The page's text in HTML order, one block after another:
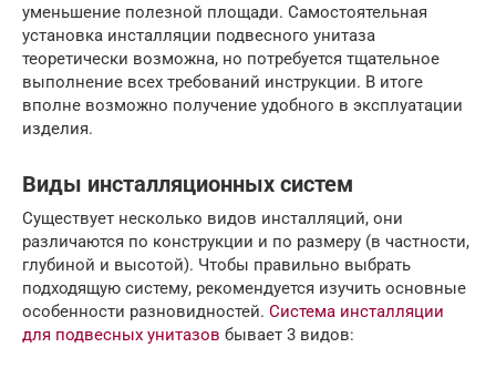
уменьшение полезной площади. Самостоятельная
установка инсталляции подвесного унитаза
теоретически возможна, но потребуется тщательное
выполнение всех требований инструкции. В итоге
вполне возможно получение удобного в эксплуатации
изделия.
Виды инсталляционных систем
Существует несколько видов инсталляций, они
различаются по конструкции и по размеру (в частности,
глубиной и высотой). Чтобы правильно выбрать
подходящую систему, рекомендуется изучить основные
особенности разновидностей. Система инсталляции
для подвесных унитазов бывает 3 видов: